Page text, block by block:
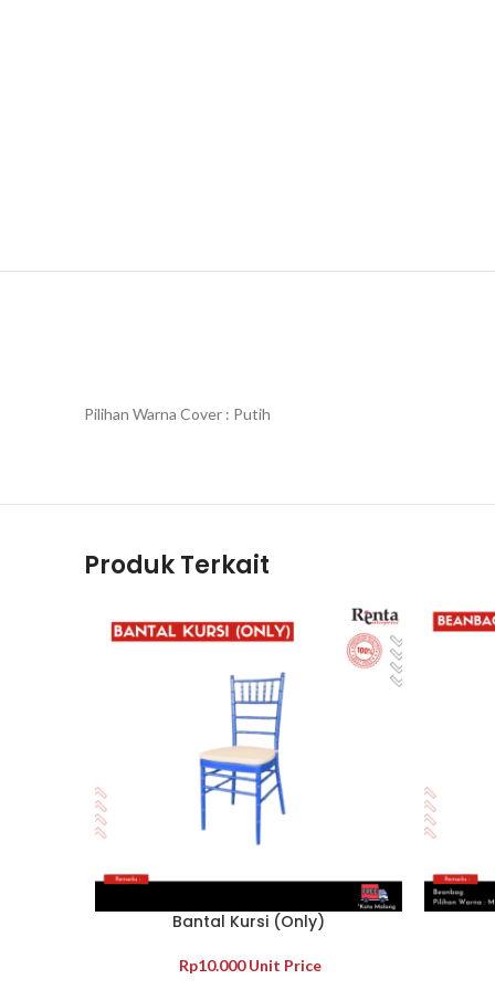
Pilihan Warna Cover : Putih
Produk Terkait
LIHAT SELENGKAPNYA
Bantal Kursi (Only)
Rp10.000Unit Price